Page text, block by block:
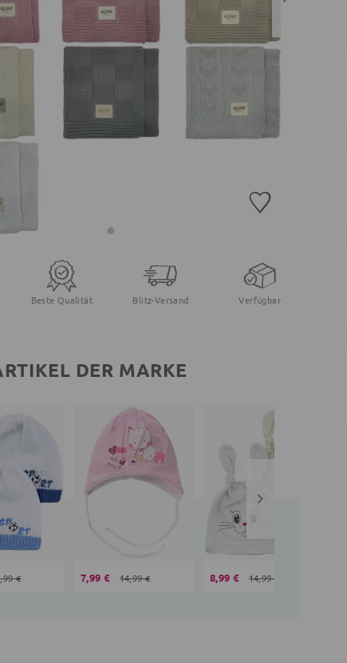
Beste Qualität Blitz-Versand Verfügbar
DER MARKE
€ 7,99 € 14,99 € 8,99 € 14,99 €